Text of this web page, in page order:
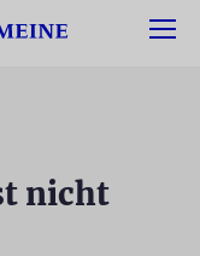
nicht